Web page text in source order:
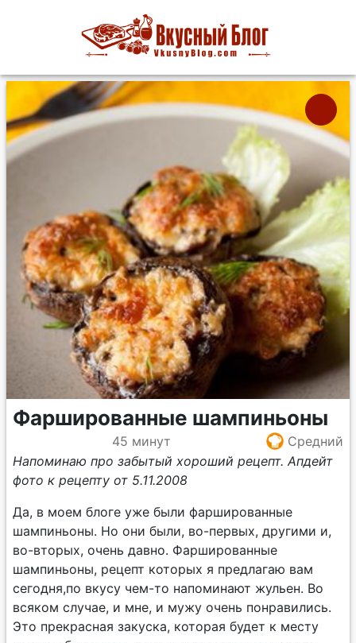
Фаршированные шампиньоны
45 минут
Средний
Напоминаю про забытый хороший рецепт. Апдейт
фото к рецепту от 5.11.2008
Да, в моем блоге уже были фаршированные
шампиньоны. Но они были, во-первых, другими и,
во-вторых, очень давно. Фаршированные
шампиньоны, рецепт которых я предлагаю вам
сегодня,по вкусу чем-то напоминают жульен. Во
всяком случае, и мне, и мужу очень понравились.
Это прекрасная закуска, которая будет к месту